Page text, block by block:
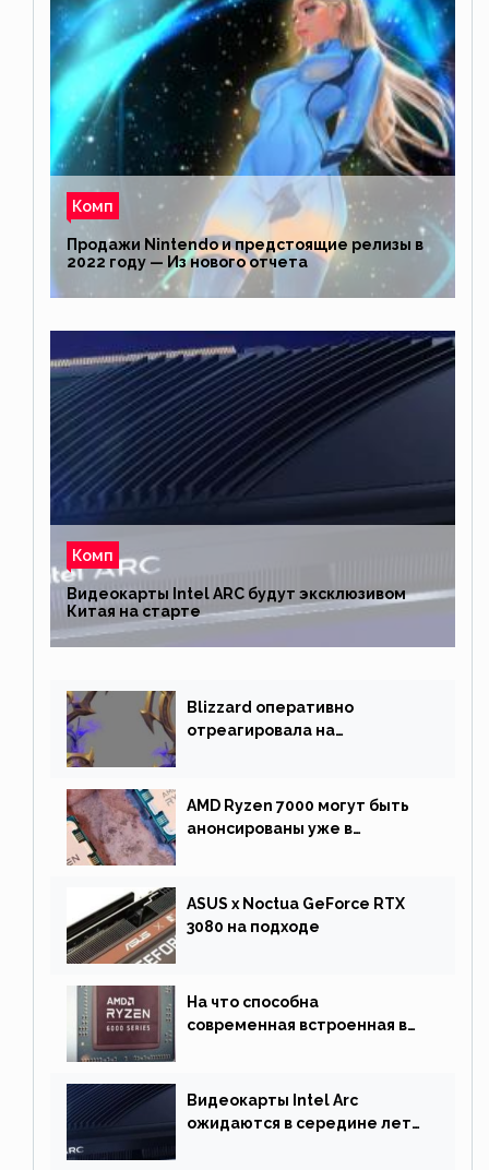
Комп
Продажи Nintendo и предстоящие релизы в
2022 году — Из нового отчета
Комп
Видеокарты Intel ARC будут эксклюзивом
Китая на старте
Blizzard оперативно
отреагировала на
AMD Ryzen 7000 могут быть
анонсированы уже в
ASUS x Noctua GeForce RTX
3080 на подходе
На что способна
современная встроенная в
Видеокарты Intel Arc
ожидаются в середине лета.